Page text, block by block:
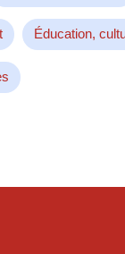
Éducation,